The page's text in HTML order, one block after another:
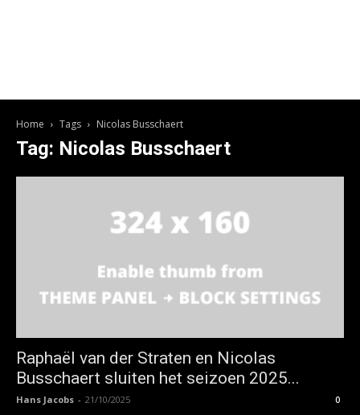
Home Tags Nicolas Busschaert
Tag: Nicolas Busschaert
Raphaël van der Straten en Nicolas
Busschaert sluiten het seizoen 2025...
Hans Jacobs - 21/10/2025 0